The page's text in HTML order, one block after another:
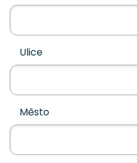
Ulice
Město